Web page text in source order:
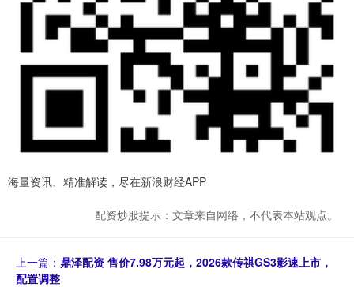
海量资讯、精准解读，尽在新浪财经APP
配资炒股提示：文章来自网络，不代表本站观点。
上一篇： 鼎泽配资 售价7.98万元起，2026款传祺GS3影速上市，
配置调整